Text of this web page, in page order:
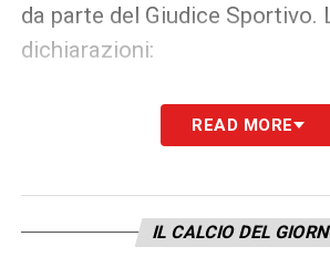
da parte del Giudice Sportivo.
dichiarazioni:
–«Che senza
si condanna è un principio
non si può discutere la
READ MORE
IL CALCIO DEL